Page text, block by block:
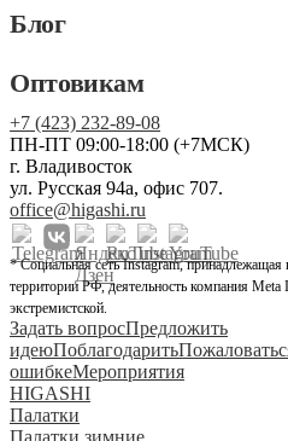
Блог
Оптовикам
+7 (423) 232-89-08
ПН-ПТ 09:00-18:00 (+7МСК)
г. Владивосток
ул. Русская 94а, офис 707.
office@higashi.ru
* Социальная сеть Instagram,
территории РФ, деятельность компания
экстремистской.
Задать вопросПредложить
идеюПоблагодарить
ошибкеМероприятия
HIGASHI
Палатки
Палатки зимние